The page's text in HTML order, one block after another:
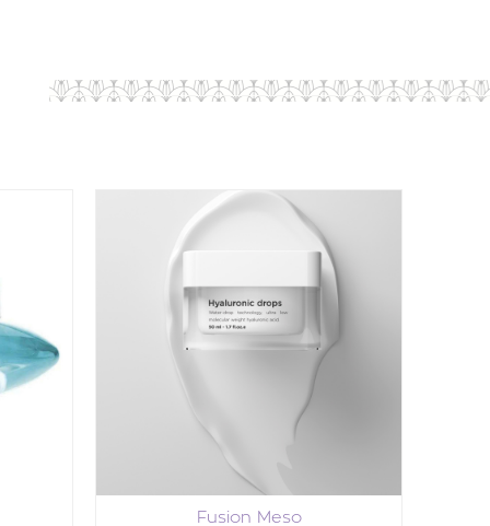
έχει υπολογισθεί να είναι πολύ κοντά με τη
ώστε το προϊόν να τήκεται σε επαφή με την
να διατηρεί την αρχική «παγωτένια» υφή της.
Fusion Meso